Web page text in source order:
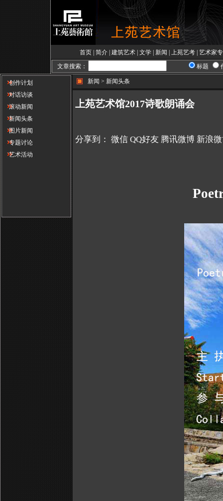
首页 简介 建筑艺术 文学 新闻 上苑艺考 艺术家
文章搜索：
标题
创作计划
对话访谈
滚动新闻
新闻头条
图片新闻
专题讨论
艺术活动
新闻 > 新闻头条
上苑艺术馆2017诗歌朗诵会
分享到： 微信 QQ好友 腾讯微博 新浪